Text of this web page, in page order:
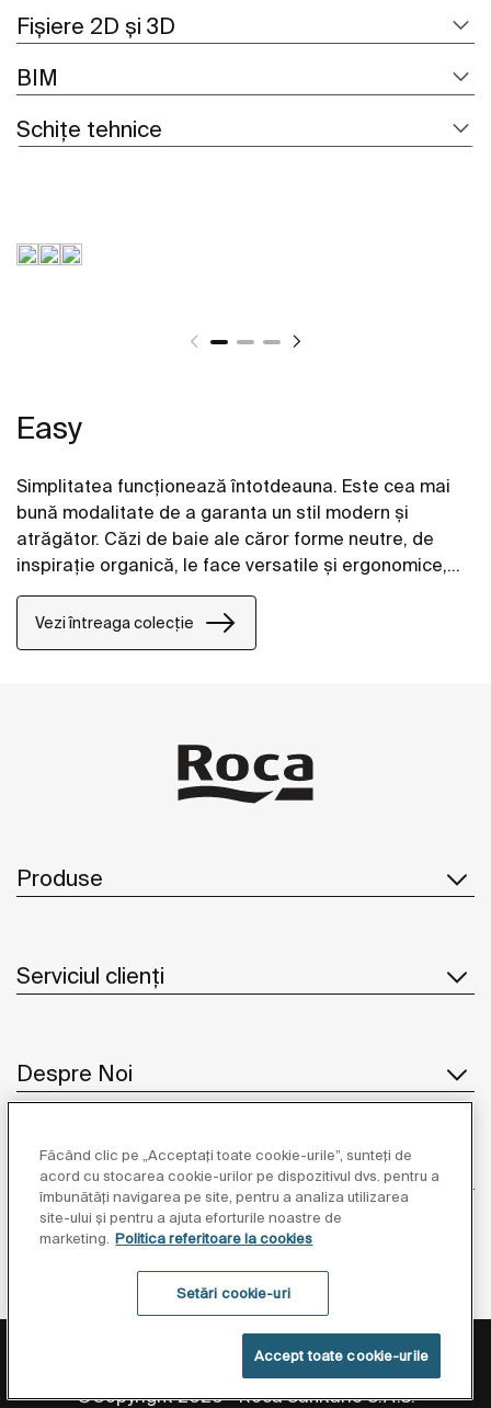
Fișiere 2D și 3D
BIM
Schițe tehnice
Easy
Simplitatea funcționează întotdeauna. Este cea mai
bună modalitate de a garanta un stil modern și
atrăgător. Căzi de baie ale căror forme neutre, de
inspirație organică, le face versatile și ergonomice,
astfel încât să se potrivească perfect în orice spațiu.
Vezi întreaga colecție
Produse
Serviciul clienți
Despre Noi
Inspirație
Unde să ne găsiți
Politica de Protecție a Datelor
Informații Legale
Politica Referitoare La Cookies
©Copyright 2026 - Roca Sanitario S.A.U.
Făcând clic pe „Acceptați toate cookie-urile”, sunteți de
acord cu stocarea cookie-urilor pe dispozitivul dvs. pentru a
îmbunătăți navigarea pe site, pentru a analiza utilizarea
site-ului și pentru a ajuta eforturile noastre de
marketing. Politica referitoare la cookies
Setări cookie-uri
Accept toate cookie-urile